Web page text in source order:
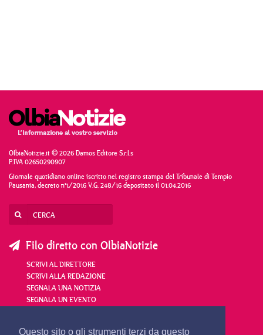
Questo sito o gli strumenti terzi da questo
OlbiaNotizie.it © 2026 Damos Editore S.r.l.s
P.IVA 02650290907
Giornale quotidiano online iscritto nel registro stampa del Tribunale di Tempio
Pausania, decreto n°1/2016 V.G. 248/16 depositato il 01.04.2016
Filo diretto con OlbiaNotizie
SCRIVI AL DIRETTORE
SCRIVI ALLA REDAZIONE
SEGNALA UNA NOTIZIA
SEGNALA UN EVENTO